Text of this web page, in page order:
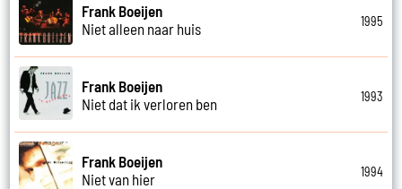
Frank Boeijen
Niet alleen naar huis
1995
Frank Boeijen
Niet dat ik verloren ben
1993
Frank Boeijen
Niet van hier
1994